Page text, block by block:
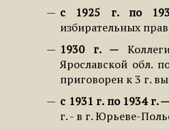
с 1925 г. по
избирательных прав
1930 г.
Ярославской обл.
приговорен к 3 г.
с 1931 г. по 1934 г.
г. - в г. Юрьеве-